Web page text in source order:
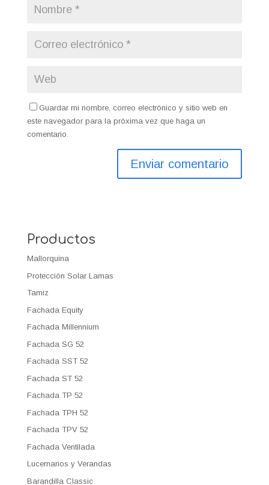
Guardar mi nombre, correo electrónico y sitio web en
este navegador para la próxima vez que haga un
comentario.
Productos
Mallorquina
Protección Solar Lamas
Tamiz
Fachada Equity
Fachada Millennium
Fachada SG 52
Fachada SST 52
Fachada ST 52
Fachada TP 52
Fachada TPH 52
Fachada TPV 52
Fachada Ventilada
Lucernarios y Verandas
Barandilla Classic